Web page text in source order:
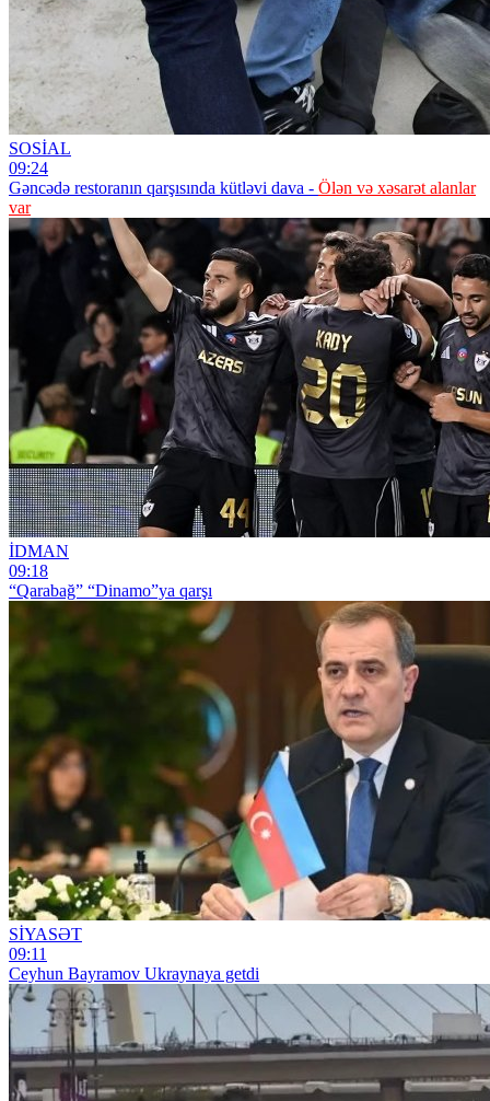
SOSİAL
09:24
Gəncədə restoranın qarşısında kütləvi dava - Ölən və xəsarət alanlar
var
İDMAN
09:18
“Qarabağ” “Dinamo”ya qarşı
SİYASƏT
09:11
Ceyhun Bayramov Ukraynaya getdi